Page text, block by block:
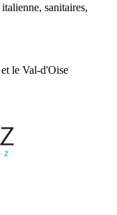
sanitaires,
le Val-d'Oise